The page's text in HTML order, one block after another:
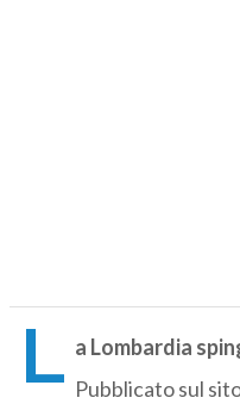
L a Lombardia
Pubblicato sul